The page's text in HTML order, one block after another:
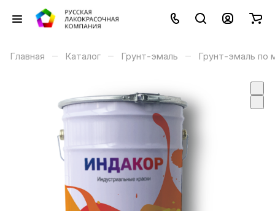
Главная – Каталог – Грунт-эмаль – Грунт-эмаль по